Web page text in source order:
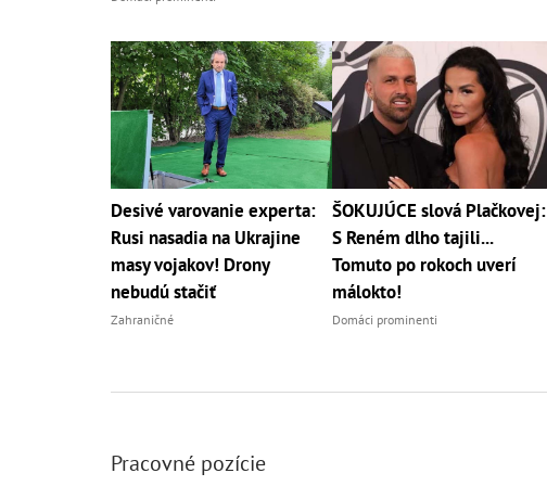
Desivé varovanie experta:
Rusi nasadia na Ukrajine
masy vojakov! Drony
nebudú stačiť
Zahraničné
ŠOKUJÚCE slová Plačkovej:
S Reném dlho tajili...
Tomuto po rokoch uverí
málokto!
Domáci prominenti
Pracovné pozície